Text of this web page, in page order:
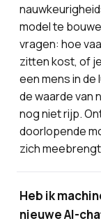
model te
vragen: hoe
zitten kost, of
een mens in de
de waarde van
nog niet rijp.
doorlopende
zich
Heb ik
nieuwe AI-